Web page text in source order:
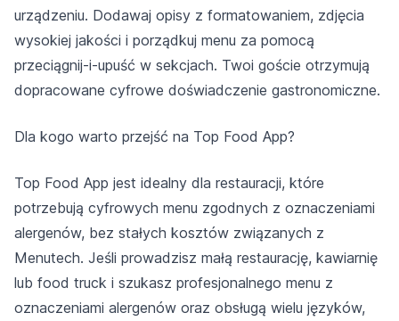
urządzeniu. Dodawaj opisy z formatowaniem, zdjęcia
wysokiej jakości i porządkuj menu za pomocą
przeciągnij‑i‑upuść w sekcjach. Twoi goście otrzymują
dopracowane cyfrowe doświadczenie gastronomiczne.
Dla kogo warto przejść na Top Food App?
Top Food App jest idealny dla restauracji, które
potrzebują cyfrowych menu zgodnych z oznaczeniami
alergenów, bez stałych kosztów związanych z
Menutech. Jeśli prowadzisz małą restaurację, kawiarnię
lub food truck i szukasz profesjonalnego menu z
oznaczeniami alergenów oraz obsługą wielu języków,